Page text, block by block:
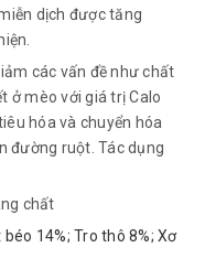
dịch được tăng
các vấn đề như chất
ở mèo với giá trị Calo
hóa và chuyển hóa
đường ruột. Tác dụng
chất
14%; Tro thô 8%; Xơ